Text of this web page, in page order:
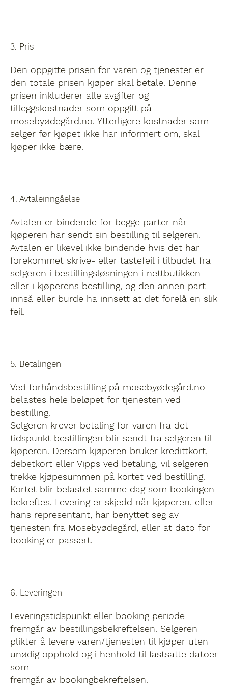
2. Partene
Selger er Mosebyødegård
Organisasjonsnummer: 934946510
kontakt@mosebyoedegaard.no / 99 53 19 76 /
99 04 02 49, og betegnes i det følgende som
selger/selgeren.
Kjøper er den forbrukeren som foretar
bestillingen, og betegnes i det følgende som
kjøper/kjøperen.
3. Pris
Den oppgitte prisen for varen og tjenester er
den totale prisen kjøper skal betale. Denne
prisen inkluderer alle avgifter og
tilleggskostnader som oppgitt på
mosebyødegård.no. Ytterligere kostnader som
selger før kjøpet ikke har informert om, skal
kjøper ikke bære.
4. Avtaleinngåelse
Avtalen er bindende for begge parter når
kjøperen har sendt sin bestilling til selgeren.
Avtalen er likevel ikke bindende hvis det har
forekommet skrive- eller tastefeil i tilbudet fra
selgeren i bestillingsløsningen i nettbutikken
eller i kjøperens bestilling, og den annen part
innså eller burde ha innsett at det forelå en slik
feil.
5. Betalingen
Ved forhåndsbestilling på mosebyødegård.no
belastes hele beløpet for tjenesten ved
bestilling.
Selgeren krever betaling for varen fra det
tidspunkt bestillingen blir sendt fra selgeren til
kjøperen. Dersom kjøperen bruker kredittkort,
debetkort eller Vipps ved betaling, vil selgeren
trekke kjøpesummen på kortet ved bestilling.
Kortet blir belastet samme dag som bookingen
bekreftes. Levering er skjedd når kjøperen, eller
hans representant, har benyttet seg av
tjenesten fra Mosebyødegård, eller at dato for
booking er passert.
6. Leveringen
Leveringstidspunkt eller booking periode
fremgår av bestillingsbekreftelsen. Selgeren
plikter å levere varen/tjenesten til kjøper uten
unødig opphold og i henhold til fastsatte datoer
som
fremgår av bookingbekreftelsen.